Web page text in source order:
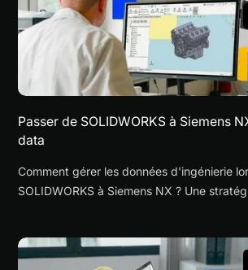
Passer de SOLIDWORKS à Siemens
data
Comment gérer les données d'ingénierie
SOLIDWORKS à Siemens NX ? Une